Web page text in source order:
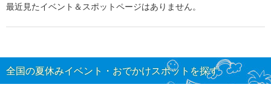
最近見たイベント＆スポットページはありません。
全国の夏休みイベント・おでかけスポットを探す